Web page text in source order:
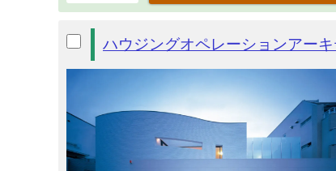
ハウジングオペレーションアーキ